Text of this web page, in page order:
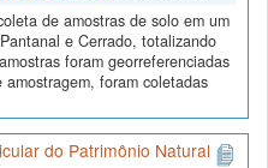
de amostras de solo em um
e Cerrado, totalizando
foram georreferenciadas
foram coletadas
do Patrimônio Natural